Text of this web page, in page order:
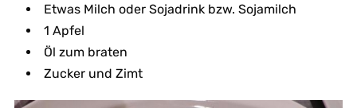
Etwas Milch oder Sojadrink bzw. Sojamilch
1 Apfel
Öl zum braten
Zucker und Zimt